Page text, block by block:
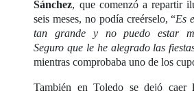
Sánchez, que comenzó a repartir
seis meses, no podía creérselo, “Es
tan grande y no puedo estar
Seguro que le he alegrado las
mientras comprobaba uno de los
También en Toledo se dejó caer